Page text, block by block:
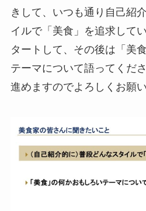
きして、いつも通り自己紹
イルで「美食」を追求して
タートして、その後は「美
テーマについて語ってくだ
進めますのでよろしくお願い